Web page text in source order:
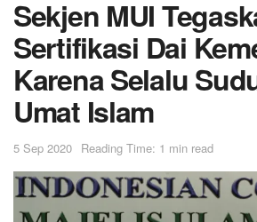
Sekjen MUI
Sertifikasi Dai
Karena Selalu
Umat Islam
5 Sep 2020 Reading Time: 1 min read